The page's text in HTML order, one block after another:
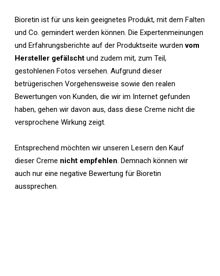
Bioretin ist für uns kein geeignetes Produkt, mit dem Falten
und Co. gemindert werden können. Die Expertenmeinungen
und Erfahrungsberichte auf der Produktseite wurdenvom
Hersteller gefälscht und zudem mit, zum Teil,
gestohlenen Fotos versehen. Aufgrund dieser
betrügerischen Vorgehensweise sowie den realen
Bewertungen von Kunden, die wir im Internet gefunden
haben, gehen wir davon aus, dass diese Creme nicht die
versprochene Wirkung zeigt.
Entsprechend möchten wir unseren Lesern den Kauf
dieser Creme nicht empfehlen. Demnach können wir
auch nur eine negative Bewertung für Bioretin
aussprechen.